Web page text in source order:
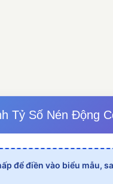
Tỷ Số Nén Động
để điền vào biểu mẫu,